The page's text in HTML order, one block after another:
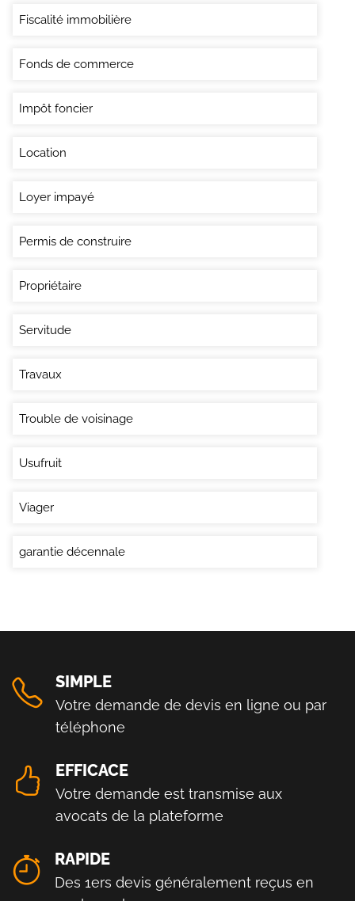
Fiscalité immobilière
Fonds de commerce
Impôt foncier
Location
Loyer impayé
Permis de construire
Propriétaire
Servitude
Travaux
Trouble de voisinage
Usufruit
Viager
garantie décennale
SIMPLE
Votre demande de devis en ligne ou par
téléphone
EFFICACE
Votre demande est transmise aux
avocats de la plateforme
RAPIDE
Des 1ers devis généralement reçus en